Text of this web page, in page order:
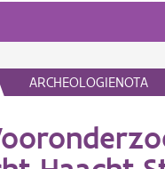
ARCHEOLOGIENOTA